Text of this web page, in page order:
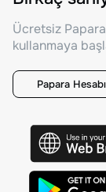
Ücretsiz
kullanmaya
Papara